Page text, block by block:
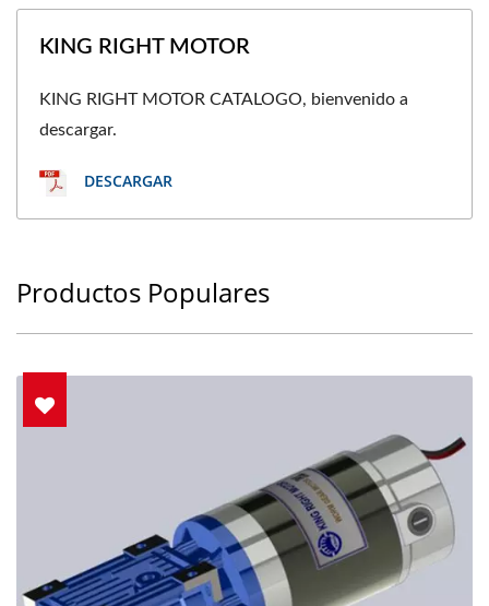
KING RIGHT MOTOR
KING RIGHT MOTOR CATALOGO, bienvenido a
descargar.
DESCARGAR
Productos Populares